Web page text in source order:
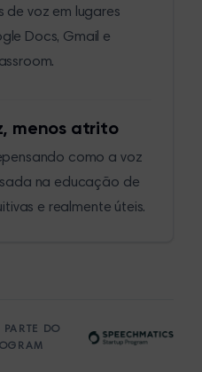
de voz em lugares
Docs, Gmail e
menos atrito
como a voz
na educação de
e realmente úteis.
DO